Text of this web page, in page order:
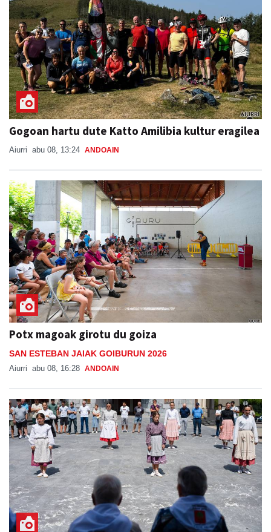
Gogoan hartu dute Katto Amilibia kultur eragilea
Aiurri abu 08, 13:24 ANDOAIN
Potx magoak girotu du goiza
SAN ESTEBAN JAIAK GOIBURUN 2026
Aiurri abu 08, 16:28 ANDOAIN